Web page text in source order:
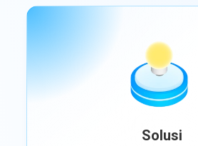
Solusi